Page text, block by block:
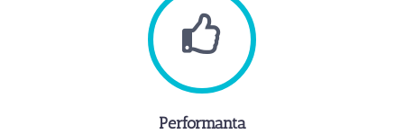
Performanta